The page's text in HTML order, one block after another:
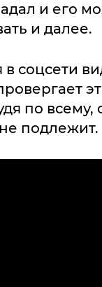
и его
и далее.
соцсети
по всему,
подлежит.